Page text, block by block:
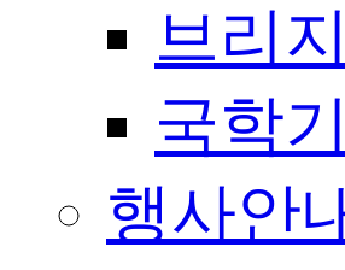
브리
국학
행사안